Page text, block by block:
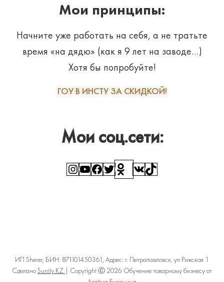
Мои принципы:
Начните уже работать на себя, а не тратьте
время «на дядю» (как я 9 лет на заводе…)
Хотя бы попробуйте!
ГОУ В ИНСТУ ЗА СКИДКОЙ!
Мои соц.сети:
Instagram
YouTube
Facebook
TwitterСсылкаВКонтакте
TikTok
ИП Sherer, БИН: 871101450361, Адрес: г. Петропавловск, ул Рижская 1
Сделано Sunity KZ | Copyright Ⓒ 2026 Обучение товарному бизнесу от